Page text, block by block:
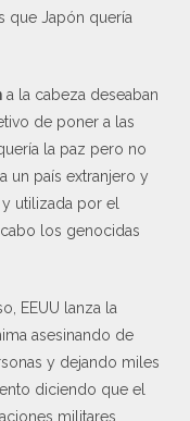
que Japón quería
a la cabeza deseaban
de poner a las
la paz pero no
un país extranjero y
utilizada por el
los genocidas
EEUU lanza la
asesinando de
y dejando miles
diciendo que el
militares